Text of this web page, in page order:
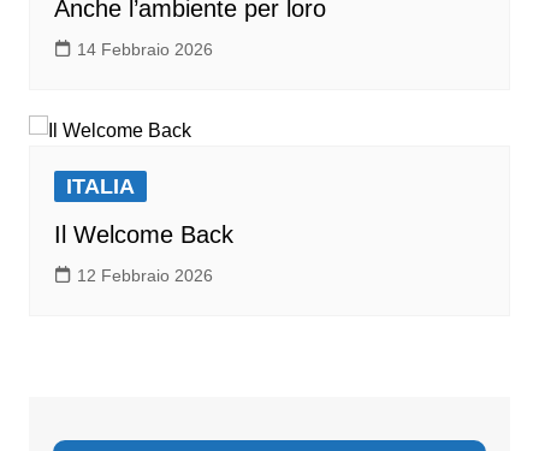
Anche l’ambiente per loro
14 Febbraio 2026
ITALIA
Il Welcome Back
12 Febbraio 2026